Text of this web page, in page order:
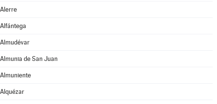
Alerre
Alfántega
Almudévar
Almunia de San Juan
Almuniente
Alquézar